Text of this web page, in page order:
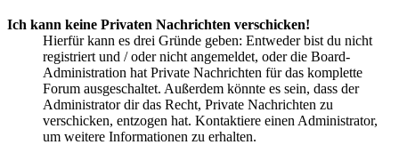
Ich kann keine Privaten Nachrichten verschicken!
Hierfür kann es drei Gründe geben: Entweder bist du nicht
registriert und / oder nicht angemeldet, oder die Board-
Administration hat Private Nachrichten für das komplette
Forum ausgeschaltet. Außerdem könnte es sein, dass der
Administrator dir das Recht, Private Nachrichten zu
verschicken, entzogen hat. Kontaktiere einen Administrator,
um weitere Informationen zu erhalten.